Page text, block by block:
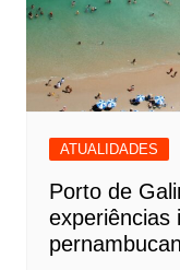
ATUALIDADES
Porto de
experiências